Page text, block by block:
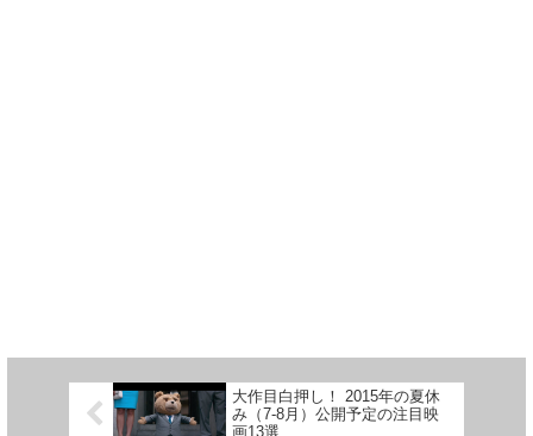
大作目白押し！ 2015年の夏休
み（7-8月）公開予定の注目映
画13選